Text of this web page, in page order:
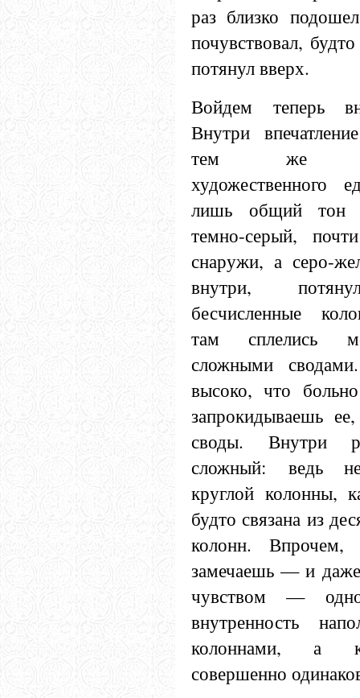
раз близко
почувствовал,
потянул вверх.
Войдем теперь
Внутри
тем же
художественного
лишь общий тон
темно-серый,
снаружи, а серо-
внутри,
бесчисленные
там сплелись
сложными
высоко, что
запрокидываешь
своды. Внутри
сложный: ведь
круглой колонны,
будто связана из
колонн. Впрочем,
замечаешь — и
чувством —
внутренность
колоннами, а
совершенно